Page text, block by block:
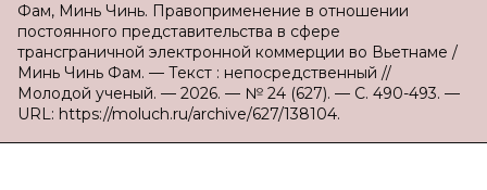
Фам, Минь Чинь. Правоприменение в отношении
постоянного представительства в сфере
трансграничной электронной коммерции во Вьетнаме /
Минь Чинь Фам. — Текст : непосредственный //
Молодой ученый. — 2026. — № 24 (627). — С. 490-493. —
URL: https://moluch.ru/archive/627/138104.